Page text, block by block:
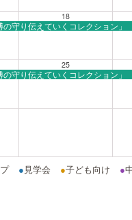
守り伝えていくコレクション」
18
守り伝えていくコレクション」
25
守り伝えていくコレクション」
● 見学会 ●子ども向け ●